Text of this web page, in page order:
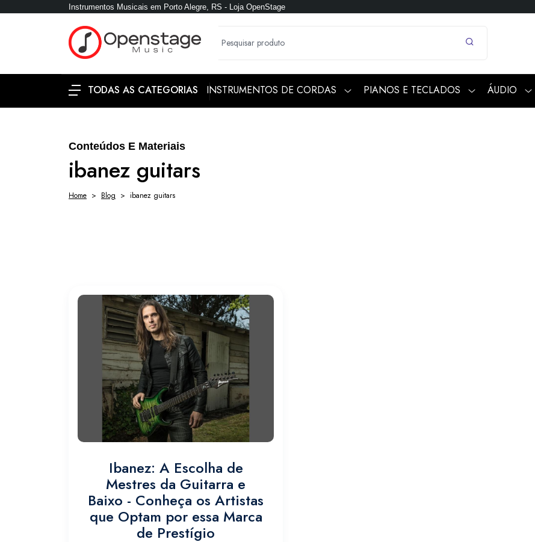
Instrumentos Musicais em Porto Alegre, RS - Loja OpenStage
TODAS AS CATEGORIAS INSTRUMENTOS DE CORDAS PIANOS E TECLADOS ÁUDIO
Conteúdos E Materiais
ibanez guitars
Home Blog ibanez guitars
Ibanez: A Escolha de
Mestres da Guitarra e
Baixo - Conheça os Artistas
que Optam por essa Marca
de Prestígio